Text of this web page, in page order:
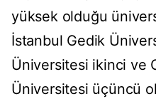
yüksek olduğu
İstanbul Gedik
Üniversitesi ikinci ve
Üniversitesi üçüncü